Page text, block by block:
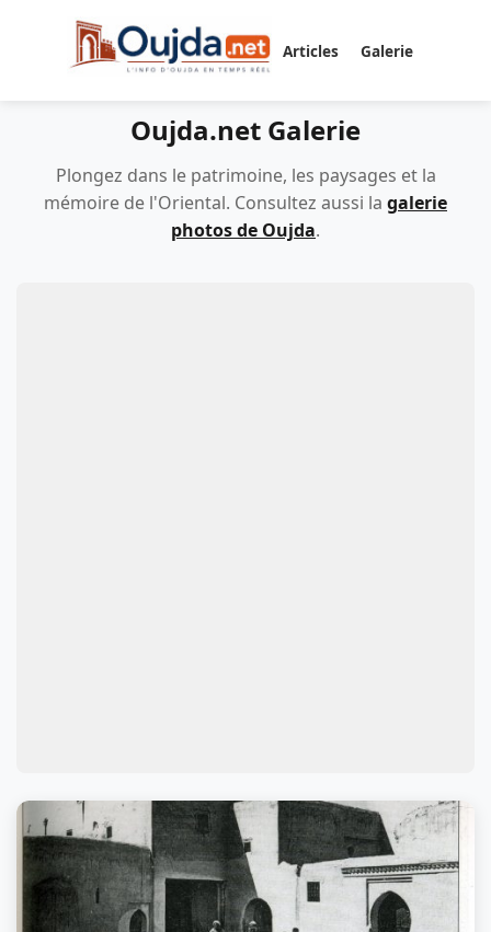
Articles Galerie
Oujda.net Galerie
Plongez dans le patrimoine, les paysages et la
mémoire de l'Oriental. Consultez aussi la galerie
photos de Oujda.